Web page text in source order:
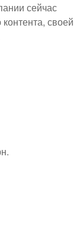
сейчас
своей